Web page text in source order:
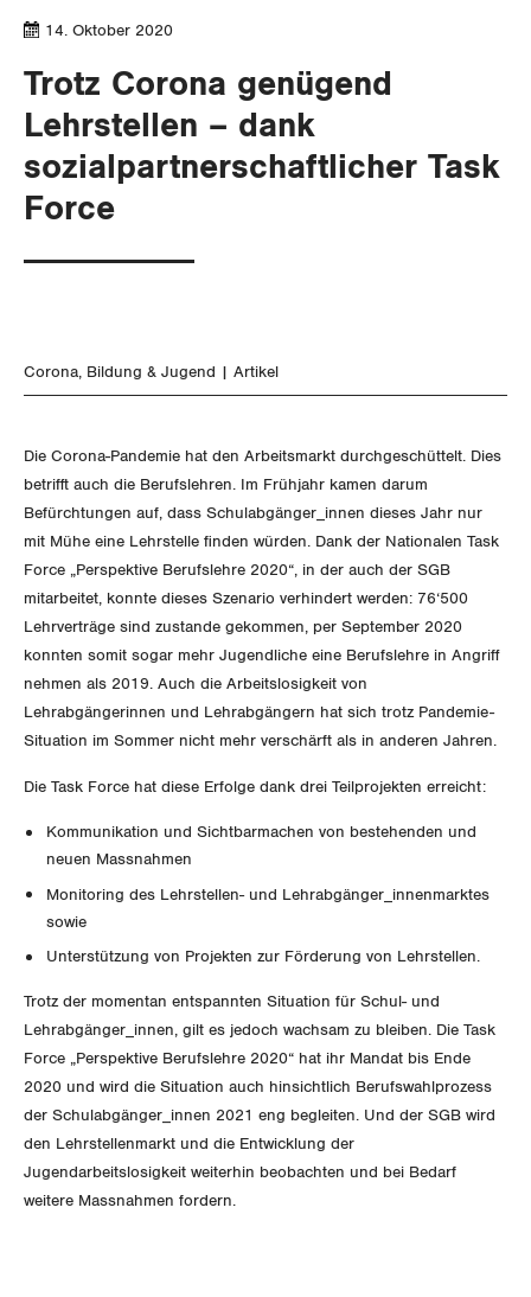
Gewerkschaftsrechte
Arbeitssicherheit und Gesundheitsschutz
Überbrückungsleistung
Ergänzungsleistungen
Verkehr
Post
Energie und Umwelt
Gleichstellung von Frauen und Männern
Gleichstellung von LGBTI
BILDUNG & JUGEND
MIGRATION
GEWERKSCHAFTSMITGLIED WERDEN
LOHNRECHNER
WEITERBILDUNG
NEWSLETTER
BROSCHÜREN/BÜCHER
Bestellformular
DER SGB
WIR ÜBER UNS
GREMIEN
Vorstand
Queer-Kommission
Rentner:innen-Kommission
ZENTRALSEKRETARIAT
KANTONALE BÜNDE
Aargau
Genf
Graubünden
Jura
Luzern
Neuenburg
Medien
Publikationen
Artikel
Medienmitteilungen
Dossier
Bücher/Broschüren
Blog
Blog Daniel Lampart
Der Europa-Blog
Kontakt
14. Oktober 2020
Trotz Corona genügend
Lehrstellen – dank
sozialpartnerschaftlicher Task
Force
Corona Bildung & Jugend Artikel
Die Corona-Pandemie hat den Arbeitsmarkt durchgeschüttelt. Dies
betrifft auch die Berufslehren. Im Frühjahr kamen darum
Befürchtungen auf, dass Schulabgänger_innen dieses Jahr nur
mit Mühe eine Lehrstelle finden würden. Dank der Nationalen Task
Force „Perspektive Berufslehre 2020“, in der auch der SGB
mitarbeitet, konnte dieses Szenario verhindert werden: 76‘500
Lehrverträge sind zustande gekommen, per September 2020
konnten somit sogar mehr Jugendliche eine Berufslehre in Angriff
nehmen als 2019. Auch die Arbeitslosigkeit von
Lehrabgängerinnen und Lehrabgängern hat sich trotz Pandemie-
Situation im Sommer nicht mehr verschärft als in anderen Jahren.
Die Task Force hat diese Erfolge dank drei Teilprojekten erreicht:
Kommunikation und Sichtbarmachen von bestehenden und
neuen Massnahmen
Monitoring des Lehrstellen- und Lehrabgänger_innenmarktes
sowie
Unterstützung von Projekten zur Förderung von Lehrstellen.
Trotz der momentan entspannten Situation für Schul- und
Lehrabgänger_innen, gilt es jedoch wachsam zu bleiben. Die Task
Force „Perspektive Berufslehre 2020“ hat ihr Mandat bis Ende
2020 und wird die Situation auch hinsichtlich Berufswahlprozess
der Schulabgänger_innen 2021 eng begleiten. Und der SGB wird
den Lehrstellenmarkt und die Entwicklung der
Jugendarbeitslosigkeit weiterhin beobachten und bei Bedarf
weitere Massnahmen fordern.